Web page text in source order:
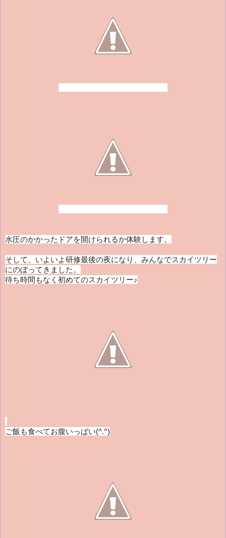
水圧のかかったドアを開けられるか体験します。
そして、いよいよ研修最後の夜になり、 みんなでスカイツリー
にのぼってきました。
待ち時間もなく初めてのスカイツリー♪
ご飯も食べてお腹いっぱい(^.^)